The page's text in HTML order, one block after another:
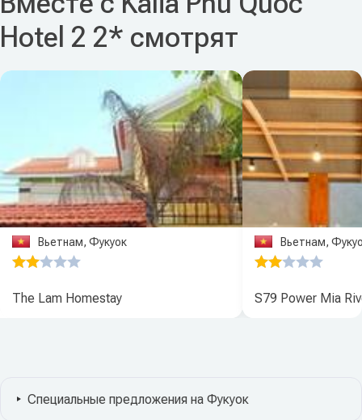
Hotel 2 2* смотрят
Вьетнам, Фукуок
The Lam Homestay
Вьетнам,
S79 Power Mia
Специальные предложения на Фукуок